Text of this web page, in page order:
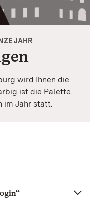
JAHR
wird Ihnen die
ist die Palette.
im Jahr statt.